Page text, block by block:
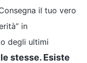
il tuo vero
in
degli ultimi
stesse. Esiste